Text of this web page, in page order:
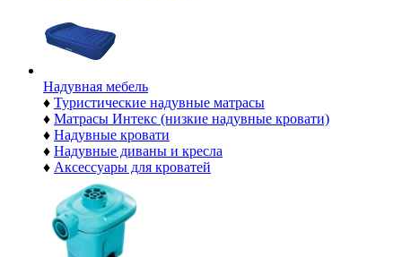
Надувная мебель
♦ Туристические надувные матрасы
♦ Матрасы Интекс (низкие надувные кровати)
♦ Надувные кровати
♦ Надувные диваны и кресла
♦ Аксессуары для кроватей